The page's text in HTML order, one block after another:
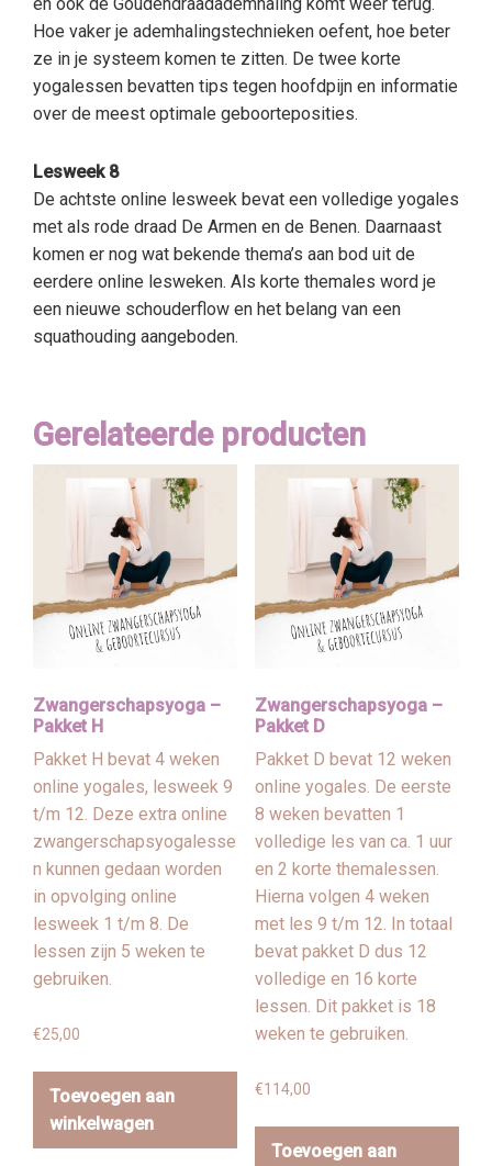
Hoe vaker je ademhalingstechnieken oefent, hoe beter
ze in je systeem komen te zitten. De twee korte
yogalessen bevatten tips tegen hoofdpijn en informatie
over de meest optimale geboorteposities.
Lesweek 8
De achtste online lesweek bevat een volledige yogales
met als rode draad De Armen en de Benen. Daarnaast
komen er nog wat bekende thema’s aan bod uit de
eerdere online lesweken. Als korte themales word je
een nieuwe schouderflow en het belang van een
squathouding aangeboden.
Gerelateerde producten
Zwangerschapsyoga –
Pakket H
Pakket H bevat 4 weken
online yogales, lesweek 9
t/m 12. Deze extra online
zwangerschapsyogalesse
n kunnen gedaan worden
in opvolging online
lesweek 1 t/m 8. De
lessen zijn 5 weken te
gebruiken.
€25,00
Toevoegen aan
winkelwagen
Zwangerschapsyoga –
Pakket D
Pakket D bevat 12 weken
online yogales. De eerste
8 weken bevatten 1
volledige les van ca. 1 uur
en 2 korte themalessen.
Hierna volgen 4 weken
met les 9 t/m 12. In totaal
bevat pakket D dus 12
volledige en 16 korte
lessen. Dit pakket is 18
weken te gebruiken.
€114,00
Toevoegen aan